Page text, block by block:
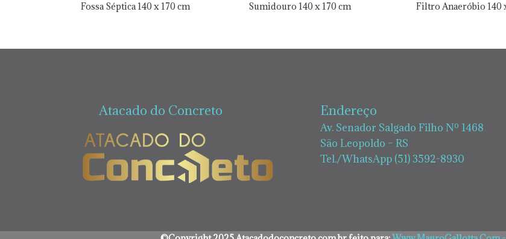
Fossa Séptica 140 x 170 cm Sumidouro 140 x 170 cm Filtro Anaeróbio 140
Atacado do Concreto Endereço
Av. Senador Salgado Filho Nº 1468
São Leopoldo – RS
Tel./WhatsApp (51) 3592-8930